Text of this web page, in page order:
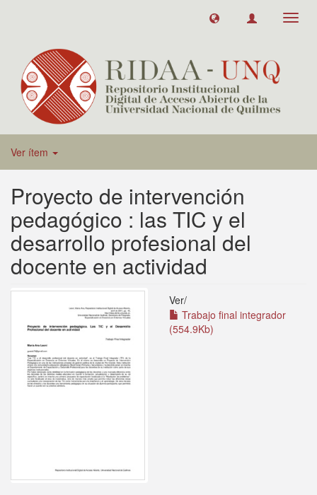
Ver ítem
Proyecto de intervención
pedagógico : las TIC y el
desarrollo profesional del
docente en actividad
Ver/
Trabajo final integrador
(554.9Kb)